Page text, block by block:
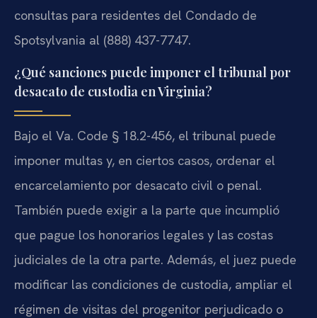
consultas para residentes del Condado de
Spotsylvania al (888) 437-7747.
¿Qué sanciones puede imponer el tribunal por
desacato de custodia en Virginia?
Bajo el Va. Code § 18.2-456, el tribunal puede
imponer multas y, en ciertos casos, ordenar el
encarcelamiento por desacato civil o penal.
También puede exigir a la parte que incumplió
que pague los honorarios legales y las costas
judiciales de la otra parte. Además, el juez puede
modificar las condiciones de custodia, ampliar el
régimen de visitas del progenitor perjudicado o